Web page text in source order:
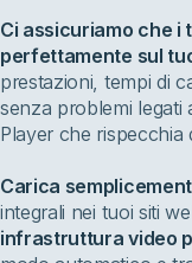
Ci assicuriamo che i
perfettamente sul
prestazioni, tempi di
senza problemi legati
Player che
Carica
integrali nei tuoi siti
infrastruttura video